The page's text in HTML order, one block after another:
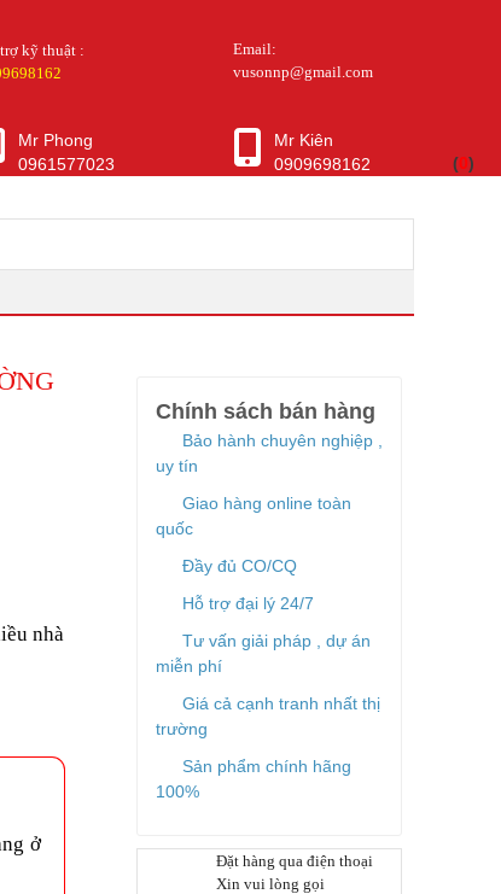
(0)
kỹ thuật :
Email:
vusonnp@gmail.com
Mr Phong
0961577023
Mr Kiên
0909698162
nhà
ở
Chính sách bán hàng
Bảo hành chuyên nghiệp ,
uy tín
Giao hàng online toàn
quốc
Đầy đủ CO/CQ
Hỗ trợ đại lý 24/7
Tư vấn giải pháp , dự án
miễn phí
Giá cả cạnh tranh nhất thị
trường
Sản phẩm chính hãng
100%
Đặt hàng qua điện thoại
Xin vui lòng gọi